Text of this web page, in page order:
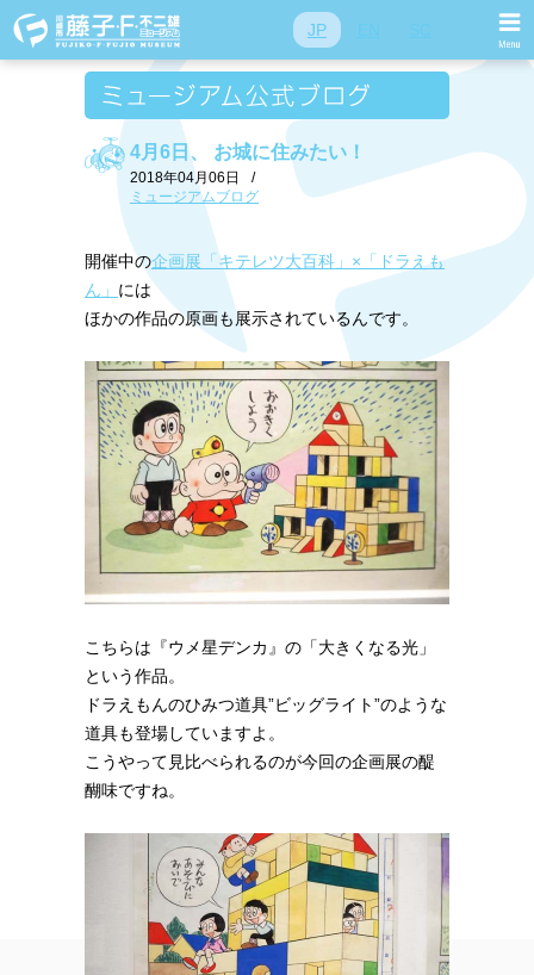
JP
4月6日、 お城に住みたい！
2018年04月06日
/
ミュージアムブログ
開催中の企画展「キテレツ大百科」×「ドラえも
ん」 には
ほかの作品の原画も展示されているんです。
こちらは『ウメ星デンカ』の「大きくなる光」
という作品。
ドラえもんのひみつ道具”ビッグライト”のような
道具も登場していますよ。
こうやって見比べられるのが今回の企画展の醍
醐味ですね。